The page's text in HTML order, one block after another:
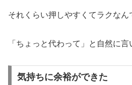
それくらい押しやすくてラクなん
「ちょっと代わって」と自然に言
気持ちに余裕ができた